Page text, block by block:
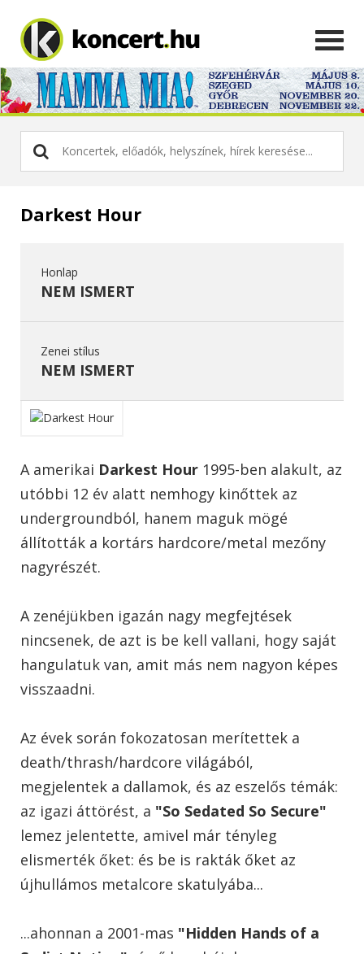
Darkest Hour
Honlap
NEM ISMERT
Zenei stílus
NEM ISMERT
A amerikai Darkest Hour 1995-ben alakult, az
utóbbi 12 év alatt nemhogy kinőttek az
undergroundból, hanem maguk mögé
állították a kortárs hardcore/metal mezőny
nagyrészét.
A zenéjükben igazán nagy megfejtések
nincsenek, de azt is be kell vallani, hogy saját
hangulatuk van, amit más nem nagyon képes
visszaadni.
Az évek során fokozatosan merítettek a
death/thrash/hardcore világából,
megjelentek a dallamok, és az eszelős témák:
az igazi áttörést, a "So Sedated So Secure"
lemez jelentette, amivel már tényleg
elismerték őket: és be is rakták őket az
újhullámos metalcore skatulyába...
...ahonnan a 2001-mas "Hidden Hands of a